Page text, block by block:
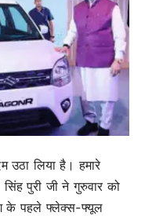
उठा लिया है। हमारे
पुरी जी ने गुरुवार को
देश के पहले फ्लेक्स-फ्यूल